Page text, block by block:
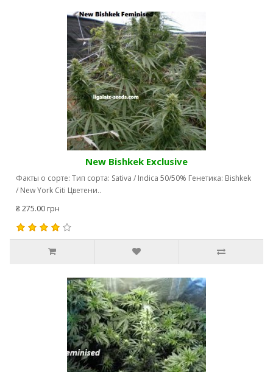
New Bishkek Exclusive
Факты о сорте: Тип сорта: Sativa / Indica 50/50% Генетика: Bishkek
/ New York Citi Цветени..
₴ 275.00 грн